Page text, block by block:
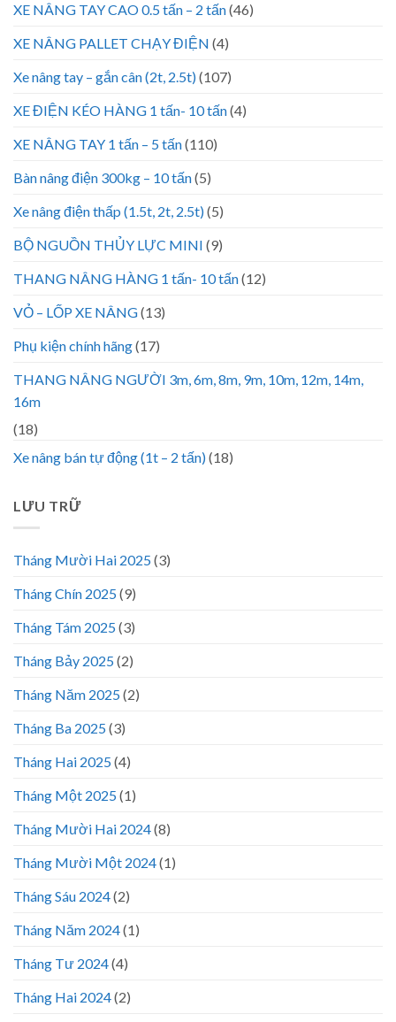
XE NÂNG TAY CAO 0.5 tấn – 2 tấn(46)
XE NÂNG PALLET CHẠY ĐIỆN (4)
Xe nâng tay – gắn cân (2t, 2.5t)(107)
XE ĐIỆN KÉO HÀNG 1 tấn- 10 tấn(4)
XE NÂNG TAY 1 tấn – 5 tấn(110)
Bàn nâng điện 300kg – 10 tấn(5)
Xe nâng điện thấp (1.5t, 2t, 2.5t)(5)
BỘ NGUỒN THỦY LỰC MINI (9)
THANG NÂNG HÀNG 1 tấn- 10 tấn(12)
VỎ – LỐP XE NÂNG(13)
Phụ kiện chính hãng(17)
THANG NÂNG NGƯỜI 3m, 6m, 8m, 9m, 10m, 12m, 14m,
16m
(18)
Xe nâng bán tự động (1t – 2 tấn)(18)
LƯU TRỮ
Tháng Mười Hai 2025(3)
Tháng Chín 2025(9)
Tháng Tám 2025(3)
Tháng Bảy 2025(2)
Tháng Năm 2025(2)
Tháng Ba 2025(3)
Tháng Hai 2025(4)
Tháng Một 2025(1)
Tháng Mười Hai 2024(8)
Tháng Mười Một 2024(1)
Tháng Sáu 2024(2)
Tháng Năm 2024(1)
Tháng Tư 2024(4)
Tháng Hai 2024(2)